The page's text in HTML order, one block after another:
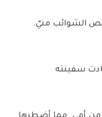
الشوائب منيّ.
سفينته